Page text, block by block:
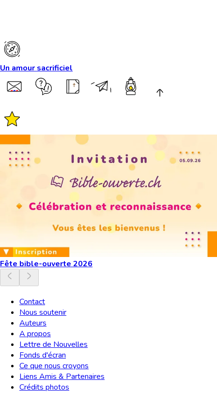
Un amour sacrificiel
Fête bible-ouverte 2026
Contact
Nous soutenir
Auteurs
A propos
Lettre de Nouvelles
Fonds d'écran
Ce que nous croyons
Liens Amis & Partenaires
Crédits photos